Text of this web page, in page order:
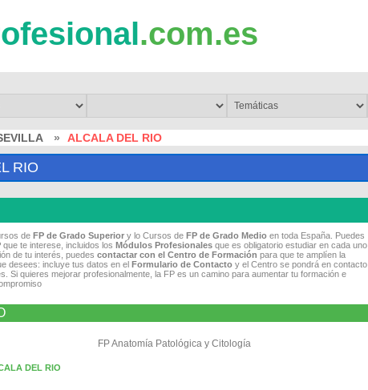
.com.es
» ALCALA DEL RIO
RIO
de FP de Grado Superior y lo Cursos de FP de Grado Medio en toda España. Puedes
que te interese, incluidos los Módulos Profesionales que es obligatorio estudiar en cada uno
de tu interés, puedes contactar con el Centro de Formación para que te amplíen la
desees: incluye tus datos en el Formulario de Contacto y el Centro se pondrá en contacto
Si quieres mejorar profesionalmente, la FP es un camino para aumentar tu formación e
FP Anatomía Patológica y Citología
DEL RIO